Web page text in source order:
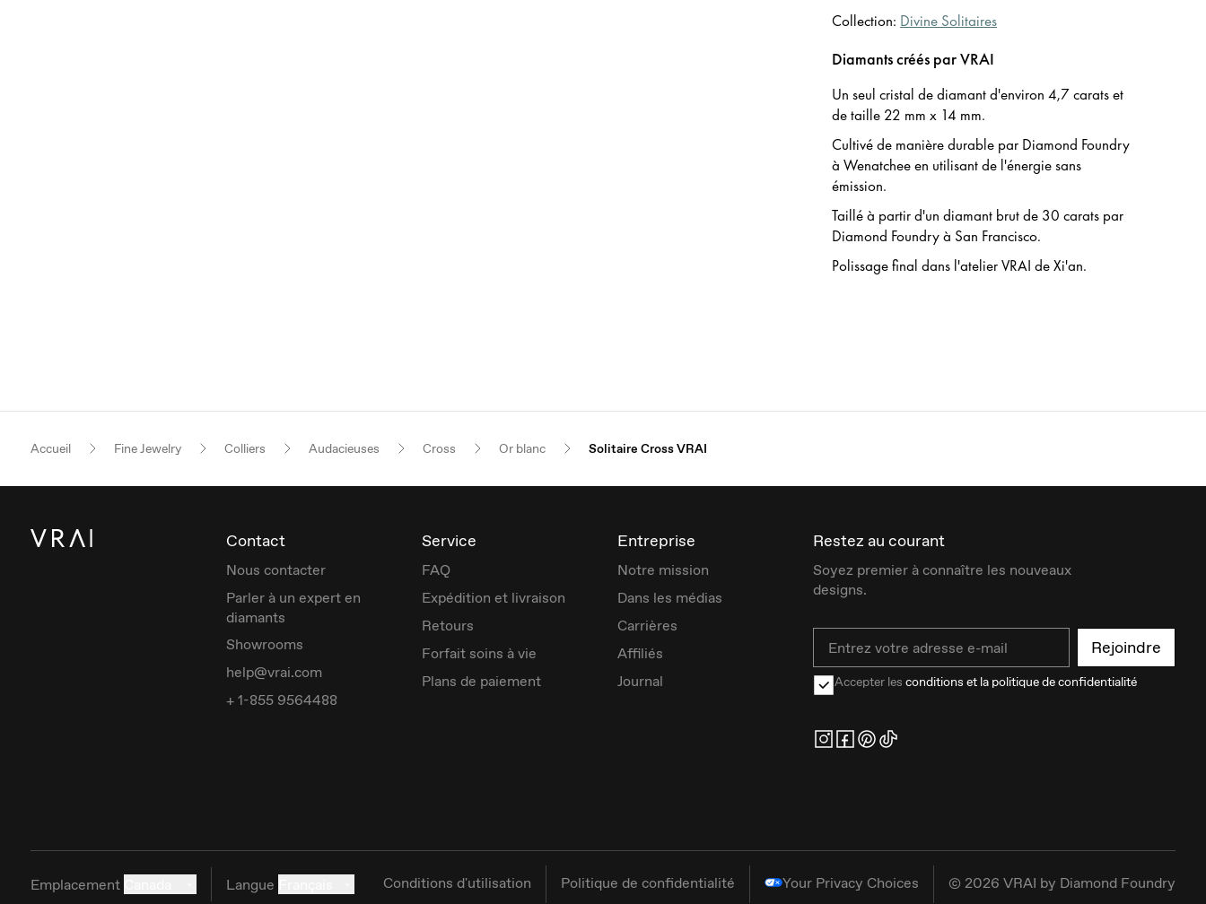
Collection: Divine Solitaires
Diamants créés par VRAI
Un seul cristal de diamant d'environ 4,7 carats et
de taille 22 mm x 14 mm.
Cultivé de manière durable par Diamond Foundry
à Wenatchee en utilisant de l'énergie sans
émission.
Taillé à partir d'un diamant brut de 30 carats par
Diamond Foundry à San Francisco.
Polissage final dans l'atelier VRAI de Xi'an.
Accueil Fine Jewelry Colliers Audacieuses Cross Or blanc Solitaire Cross VRAI
Contact
Nous contacter
Parler à un expert en
diamants
Showrooms
help@vrai.com
+ 1-855 9564488
Service
FAQ
Expédition et livraison
Retours
Forfait soins à vie
Plans de paiement
Entreprise
Notre mission
Dans les médias
Carrières
Affiliés
Journal
Restez au courant
Soyez premier à connaître les nouveaux
designs.
Rejoindre
Accepter lesconditions et la politique de confidentialité
Emplacement Langue Conditions d'utilisation Politique de confidentialité Your Privacy Choices © 2026 VRAI by Diamond Foundry